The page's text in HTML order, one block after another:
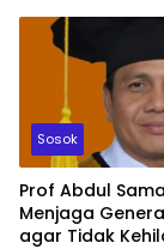
Sosok
Prof Abdul
Menjaga
agar Tidak